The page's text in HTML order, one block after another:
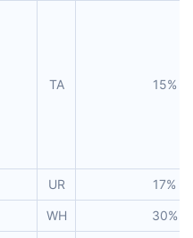
TA 15%
UR 17%
WH 30%